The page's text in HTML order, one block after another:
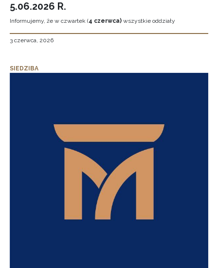
5.06.2026 R.
Informujemy, że w czwartek (4 czerwca) wszystkie oddziały
3 czerwca, 2026
SIEDZIBA